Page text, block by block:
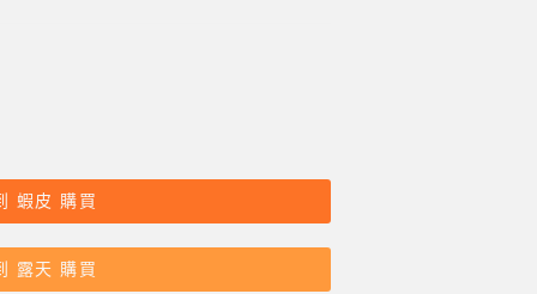
蝦皮 購買
露天 購買